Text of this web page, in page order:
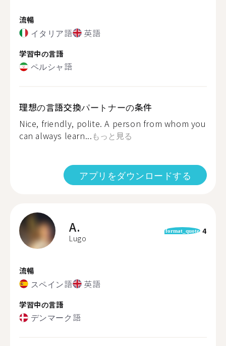
流暢
イタリア語 英語
学習中の言語
ペルシャ語
理想の言語交換パートナーの条件
Nice, friendly, polite. A person from whom you
can always learn...もっと見る
アプリをダウンロードする
A.
Lugo
format_quote 4
流暢
スペイン語 英語
学習中の言語
デンマーク語